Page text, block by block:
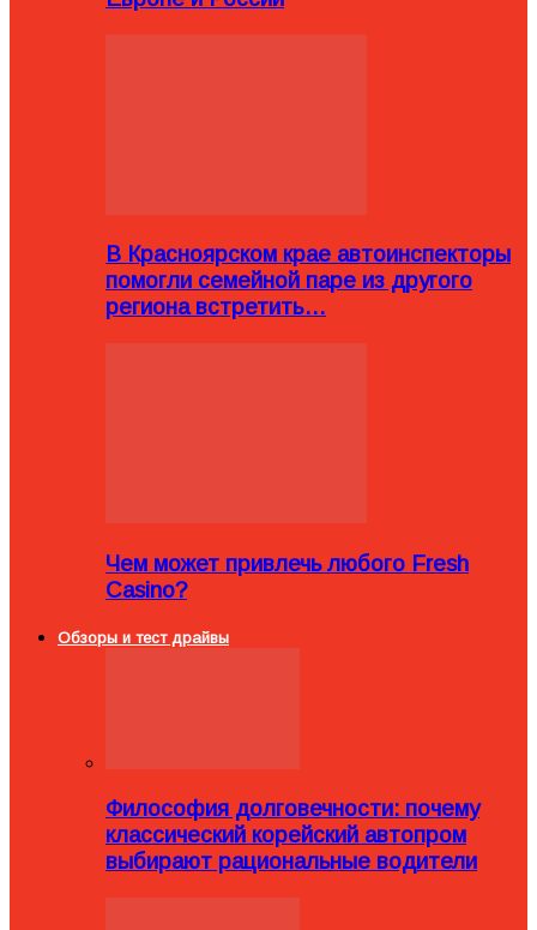
В Красноярском крае автоинспекторы
помогли семейной паре из другого
региона встретить…
Чем может привлечь любого Fresh
Casino?
Обзоры и тест драйвы
Философия долговечности: почему
классический корейский автопром
выбирают рациональные водители